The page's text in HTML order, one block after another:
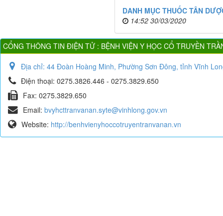
DANH MỤC THUỐC TÂN
14:52 30/03/2020
CỔNG THÔNG TIN ĐIỆN TỬ : BỆNH VIỆN Y HỌC CỔ TRUYỀN
Địa chỉ: 44 Đoàn Hoàng Minh, Phường Sơn Đông, tỉnh Vĩnh
Điện thoại: 0275.3826.446 - 0275.3829.650
Fax: 0275.3829.650
Email: bvyhcttranvanan.syte@vinhlong.gov.vn
Website: http://benhvienyhoccotruyentranvanan.vn